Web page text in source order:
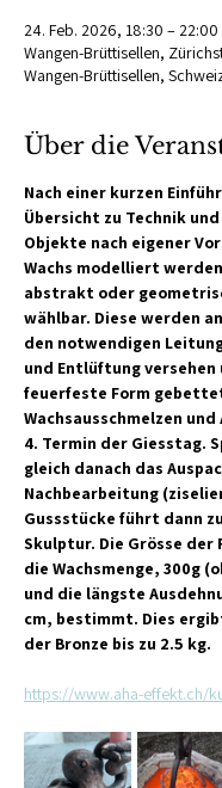
24. Feb. 2026, 18:30 – 22:00
Wangen-Brüttisellen,
Wangen-Brüttisellen,
Über die
Nach einer kurzen
Übersicht zu Technik
Objekte nach eigener
Wachs modelliert
abstrakt oder
wählbar. Diese werden
den notwendigen
und Entlüftung versehen
feuerfeste Form
Wachsausschmelzen
4. Termin der Giesstag.
gleich danach das
Nachbearbeitung
Gussstücke führt dann
Skulptur. Die Grösse der
die Wachsmenge, 300g
und die längste
cm, bestimmt. Dies
der Bronze bis zu 2.5 kg.
https://www.aha-effekt.ch/